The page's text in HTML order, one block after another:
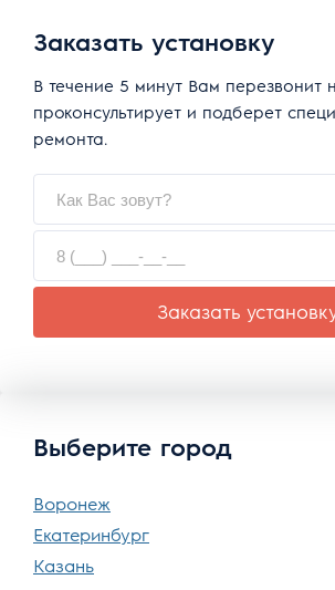
Заказать установку
В течение 5 минут Вам перезвонит
проконсультирует и подберет
ремонта.
Заказать
Выберите город
Воронеж
Екатеринбург
Казань